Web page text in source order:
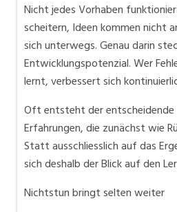
Nicht jedes Vorhaben
scheitern, Ideen kommen nicht
sich unterwegs. Genau darin
Entwicklungspotenzial. Wer
lernt, verbessert sich
Oft entsteht der
Erfahrungen, die zunächst wie
Statt ausschliesslich auf das
sich deshalb der Blick auf den
Nichtstun bringt selten weiter